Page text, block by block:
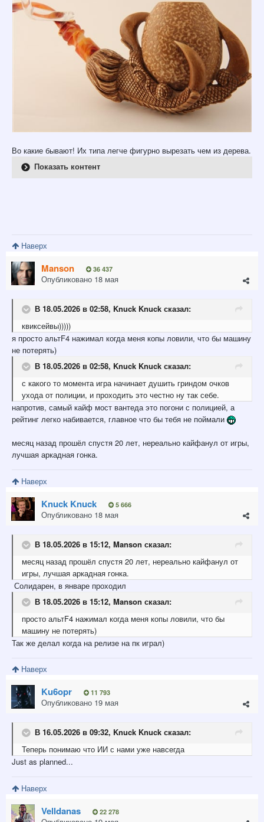
Во какие бывают! Их типа легче фигурно вырезать чем из дерева.
Показать контент
Наверх
Manson 36 437
Опубликовано 18 мая
В 18.05.2026 в 02:58, Knuck Knuck сказал:
квиксейвы)))))
я просто альтF4 нажимал когда меня копы ловили, что бы машину
не потерять)
В 18.05.2026 в 02:58, Knuck Knuck сказал:
с какого то момента игра начинает душить гриндом очков
ухода от полиции, и проходить это честно ну так себе.
напротив, самый кайф мост вантеда это погони с полицией, а
рейтинг легко набивается, главное что бы тебя не поймали
месяц назад прошёл спустя 20 лет, нереально кайфанул от игры,
лучшая аркадная гонка.
Наверх
Knuck Knuck 5 666
Опубликовано 18 мая
В 18.05.2026 в 15:12, Manson сказал:
месяцназад прошёл спустя 20 лет, нереально кайфанул от
игры, лучшая аркадная гонка.
Солидарен, в январе проходил
В 18.05.2026 в 15:12, Manson сказал:
просто альтF4 нажимал когда меня копы ловили, что бы
машину не потерять)
Так же делал когда на релизе на пк играл)
Наверх
Ku6opr 11 793
Опубликовано 19 мая
В 16.05.2026 в 09:32, Knuck Knuck сказал:
Теперь понимаю что ИИ с нами уже навсегда
Just as planned...
Наверх
Velldanas 22 278